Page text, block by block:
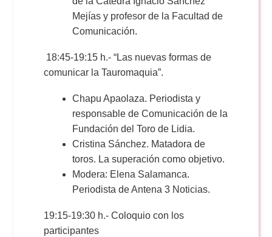
Mejías y profesor de la Facultad de
Comunicación.
18:45-19:15 h.- “Las nuevas formas de
comunicar la Tauromaquia”.
Chapu Apaolaza. Periodista y
responsable de Comunicación de la
Fundación del Toro de Lidia.
Cristina Sánchez. Matadora de
toros. La superación como objetivo.
Modera: Elena Salamanca.
Periodista de Antena 3 Noticias.
19:15-19:30 h.- Coloquio con los
participantes